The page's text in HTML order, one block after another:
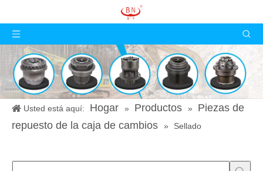
Usted está aquí: Hogar » Productos »
Piezas de
repuesto de la caja de cambios
» Sellado